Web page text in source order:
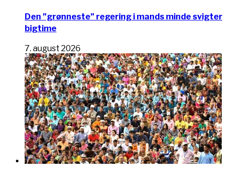
Den ”grønneste” regering i mands minde svigter
bigtime
7. august 2026